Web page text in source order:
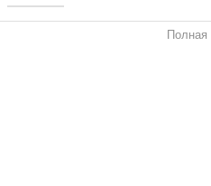
Полная